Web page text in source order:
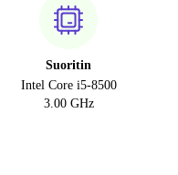
Suoritin
Intel Core i5-8500
3.00 GHz